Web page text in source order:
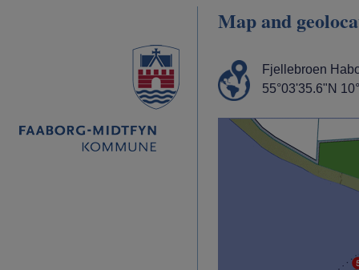
Map and
Fjellebroen
55°03'35.6"N